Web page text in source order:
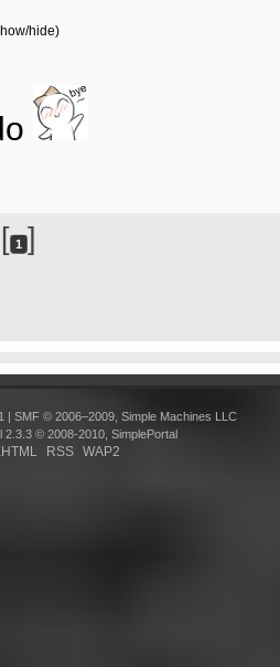
hide)
1 ]
SMF © 2006–2009, Simple Machines LLC
2.3.3 © 2008-2010, SimplePortal
RSS WAP2